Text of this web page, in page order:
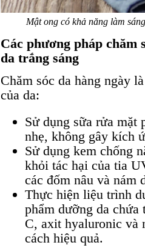
Mật ong có khả năng làm
Các phương pháp chăm
da trắng sáng
Chăm sóc da hàng ngày
của da:
Sử dụng sữa rửa mặt
nhẹ, không gây kích
Sử dụng kem chống
khỏi tác hại của tia
các đốm nâu và nám
Thực hiện liệu trình
phẩm dưỡng da
C, axit hyaluronic và
cách hiệu quả.